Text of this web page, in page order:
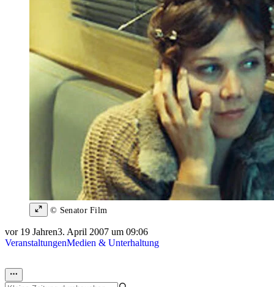
© Senator Film
vor 19 Jahren3. April 2007 um 09:06
VeranstaltungenMedien & Unterhaltung